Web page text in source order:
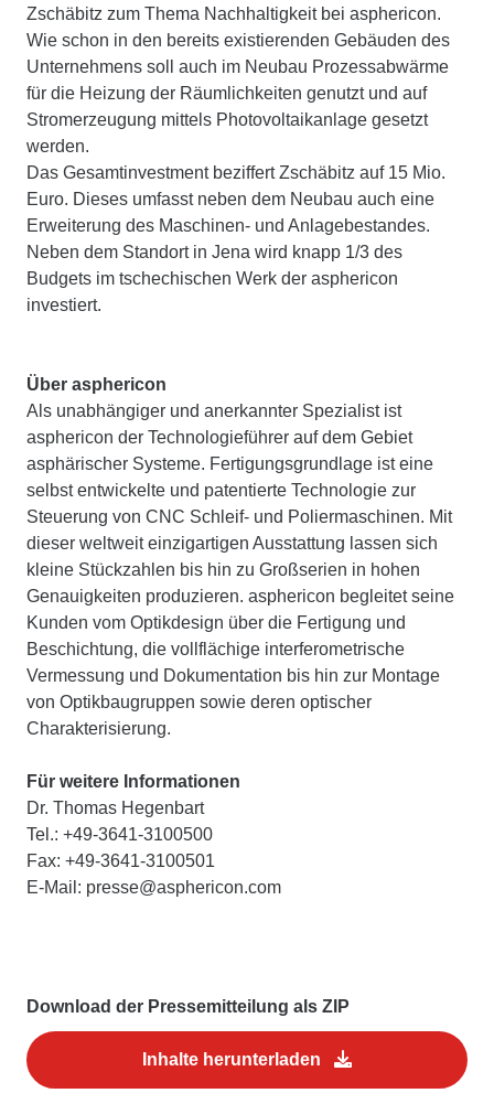
Zschäbitz zum Thema Nachhaltigkeit bei asphericon.
Wie schon in den bereits existierenden Gebäuden des
Unternehmens soll auch im Neubau Prozessabwärme
für die Heizung der Räumlichkeiten genutzt und auf
Stromerzeugung mittels Photovoltaikanlage gesetzt
werden.
Das Gesamtinvestment beziffert Zschäbitz auf 15 Mio.
Euro. Dieses umfasst neben dem Neubau auch eine
Erweiterung des Maschinen- und Anlagebestandes.
Neben dem Standort in Jena wird knapp 1/3 des
Budgets im tschechischen Werk der asphericon
investiert.
Über asphericon
Als unabhängiger und anerkannter Spezialist ist
asphericon der Technologieführer auf dem Gebiet
asphärischer Systeme. Fertigungsgrundlage ist eine
selbst entwickelte und patentierte Technologie zur
Steuerung von CNC Schleif- und Poliermaschinen. Mit
dieser weltweit einzigartigen Ausstattung lassen sich
kleine Stückzahlen bis hin zu Großserien in hohen
Genauigkeiten produzieren. asphericon begleitet seine
Kunden vom Optikdesign über die Fertigung und
Beschichtung, die vollflächige interferometrische
Vermessung und Dokumentation bis hin zur Montage
von Optikbaugruppen sowie deren optischer
Charakterisierung.
Für weitere Informationen
Dr. Thomas Hegenbart
Tel.: +49-3641-3100500
Fax: +49-3641-3100501
E-Mail: presse@asphericon.com
Download der Pressemitteilung als ZIP
Inhalte herunterladen